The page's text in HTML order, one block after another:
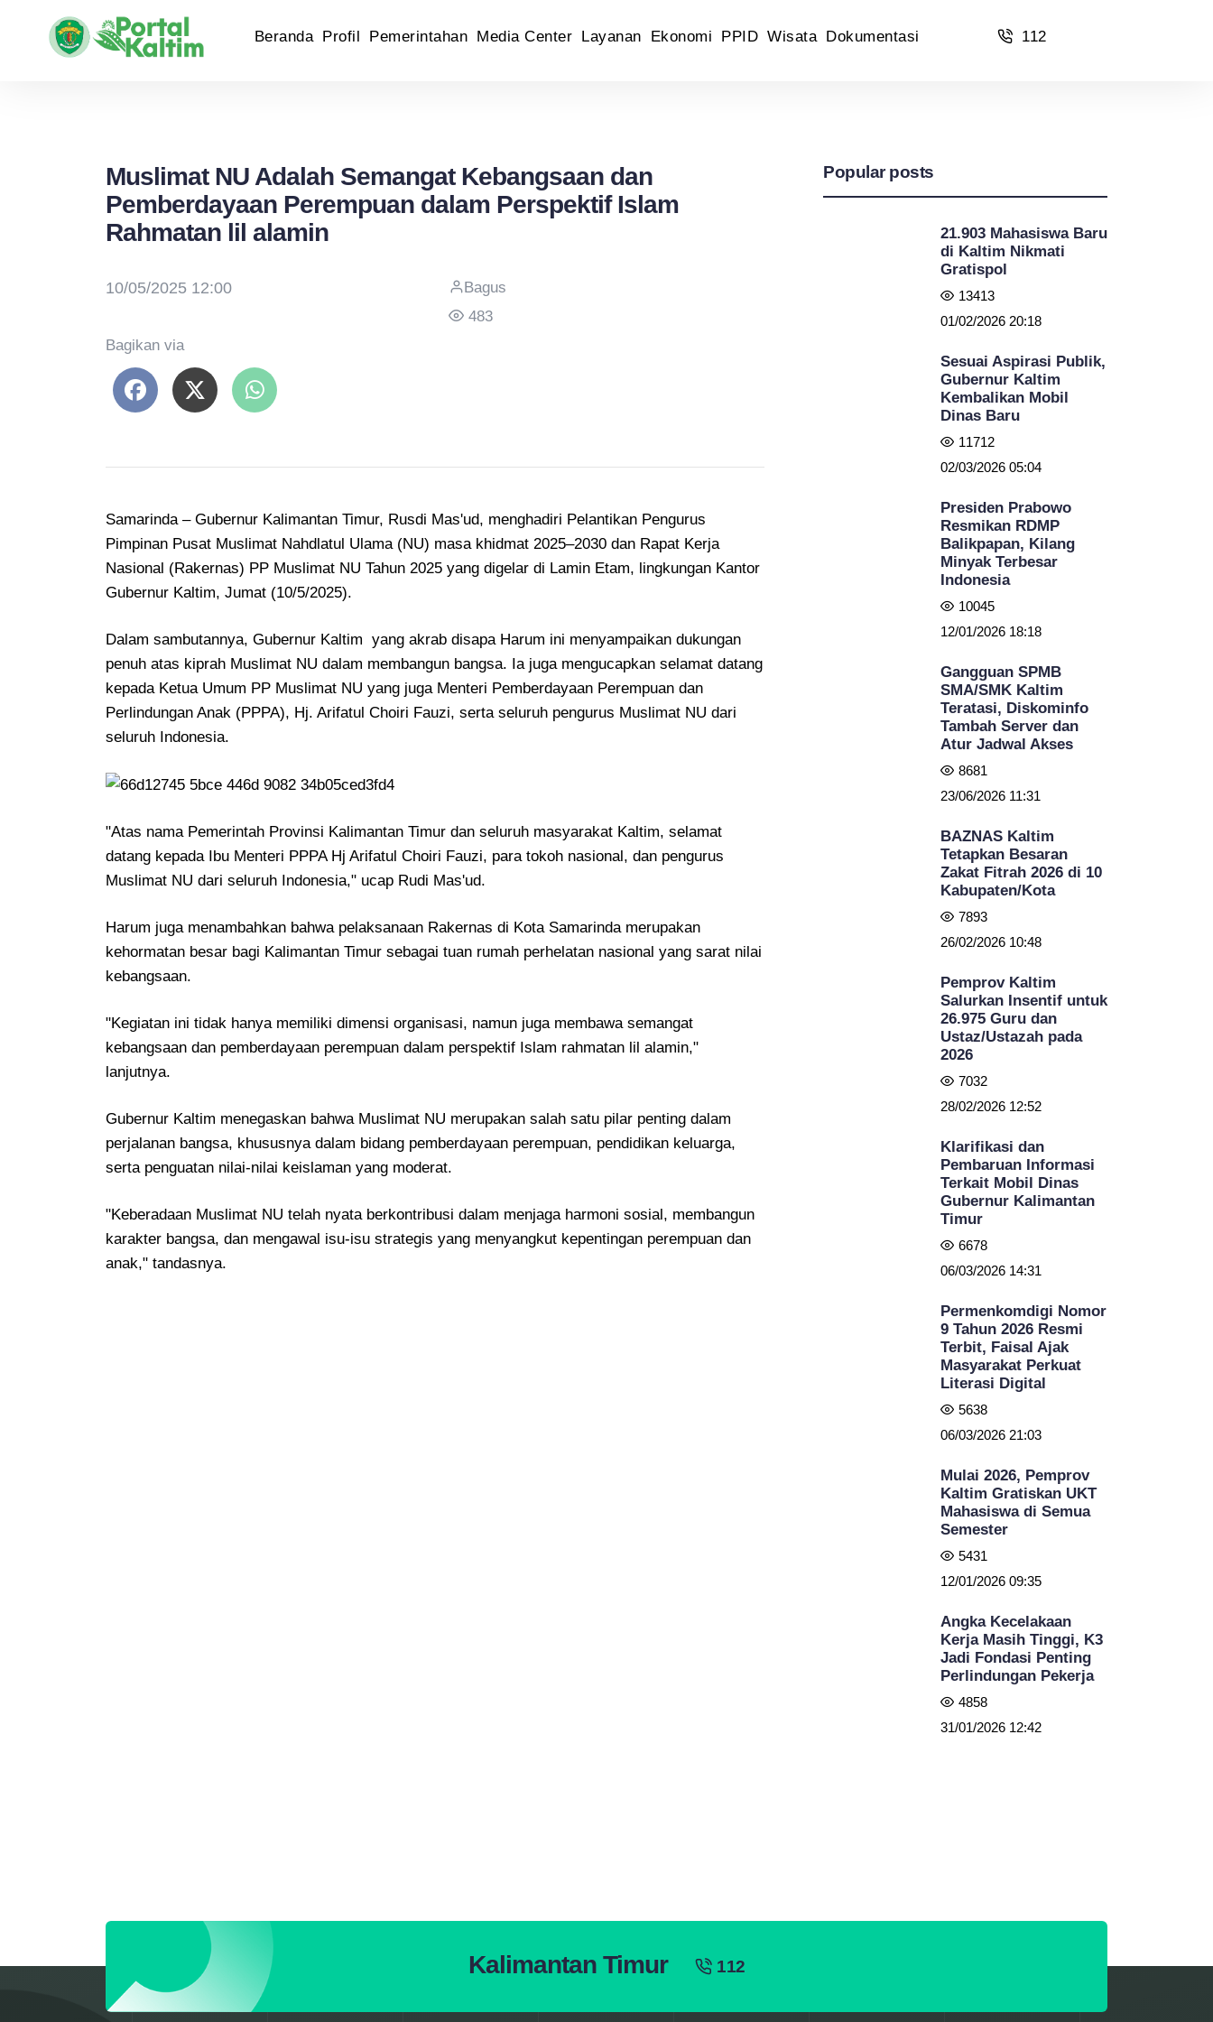
Beranda Profil Pemerintahan Media Center Layanan Ekonomi PPID Wisata Dokumentasi 112
Muslimat NU Adalah Semangat Kebangsaan dan
Pemberdayaan Perempuan dalam Perspektif Islam
Rahmatan lil alamin
10/05/2025 12:00
Bagus
483
Bagikan via
Samarinda – Gubernur Kalimantan Timur, Rusdi Mas'ud, menghadiri Pelantikan Pengurus
Pimpinan Pusat Muslimat Nahdlatul Ulama (NU) masa khidmat 2025–2030 dan Rapat Kerja
Nasional (Rakernas) PP Muslimat NU Tahun 2025 yang digelar di Lamin Etam, lingkungan Kantor
Gubernur Kaltim, Jumat (10/5/2025).
Dalam sambutannya, Gubernur Kaltim yang akrab disapa Harum ini menyampaikan dukungan
penuh atas kiprah Muslimat NU dalam membangun bangsa. Ia juga mengucapkan selamat datang
kepada Ketua Umum PP Muslimat NU yang juga Menteri Pemberdayaan Perempuan dan
Perlindungan Anak (PPPA), Hj. Arifatul Choiri Fauzi, serta seluruh pengurus Muslimat NU dari
seluruh Indonesia.
"Atas nama Pemerintah Provinsi Kalimantan Timur dan seluruh masyarakat Kaltim, selamat
datang kepada Ibu Menteri PPPA Hj Arifatul Choiri Fauzi, para tokoh nasional, dan pengurus
Muslimat NU dari seluruh Indonesia," ucap Rudi Mas'ud.
Harum juga menambahkan bahwa pelaksanaan Rakernas di Kota Samarinda merupakan
kehormatan besar bagi Kalimantan Timur sebagai tuan rumah perhelatan nasional yang sarat nilai
kebangsaan.
"Kegiatan ini tidak hanya memiliki dimensi organisasi, namun juga membawa semangat
kebangsaan dan pemberdayaan perempuan dalam perspektif Islam rahmatan lil alamin,"
lanjutnya.
Gubernur Kaltim menegaskan bahwa Muslimat NU merupakan salah satu pilar penting dalam
perjalanan bangsa, khususnya dalam bidang pemberdayaan perempuan, pendidikan keluarga,
serta penguatan nilai-nilai keislaman yang moderat.
"Keberadaan Muslimat NU telah nyata berkontribusi dalam menjaga harmoni sosial, membangun
karakter bangsa, dan mengawal isu-isu strategis yang menyangkut kepentingan perempuan dan
anak," tandasnya.
Popular posts
21.903 Mahasiswa Baru
di Kaltim Nikmati
Gratispol
13413
01/02/2026 20:18
Sesuai Aspirasi Publik,
Gubernur Kaltim
Kembalikan Mobil
Dinas Baru
11712
02/03/2026 05:04
Presiden Prabowo
Resmikan RDMP
Balikpapan, Kilang
Minyak Terbesar
Indonesia
10045
12/01/2026 18:18
Gangguan SPMB
SMA/SMK Kaltim
Teratasi, Diskominfo
Tambah Server dan
Atur Jadwal Akses
8681
23/06/2026 11:31
BAZNAS Kaltim
Tetapkan Besaran
Zakat Fitrah 2026 di 10
Kabupaten/Kota
7893
26/02/2026 10:48
Pemprov Kaltim
Salurkan Insentif untuk
26.975 Guru dan
Ustaz/Ustazah pada
2026
7032
28/02/2026 12:52
Klarifikasi dan
Pembaruan Informasi
Terkait Mobil Dinas
Gubernur Kalimantan
Timur
6678
06/03/2026 14:31
Permenkomdigi Nomor
9 Tahun 2026 Resmi
Terbit, Faisal Ajak
Masyarakat Perkuat
Literasi Digital
5638
06/03/2026 21:03
Mulai 2026, Pemprov
Kaltim Gratiskan UKT
Mahasiswa di Semua
Semester
5431
12/01/2026 09:35
Angka Kecelakaan
Kerja Masih Tinggi, K3
Jadi Fondasi Penting
Perlindungan Pekerja
4858
31/01/2026 12:42
Kalimantan Timur 112